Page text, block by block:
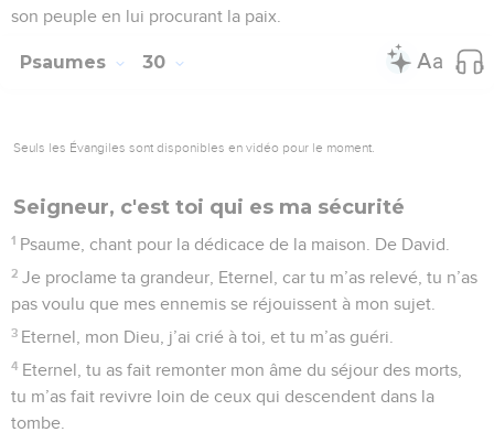
son peuple en lui procurant la paix.
Psaumes 30
Seuls les Évangiles sont disponibles en vidéo pour le moment.
Seigneur, c'est toi qui es ma sécurité
1 Psaume, chant pour la dédicace de la maison. De David.
2 Je proclame ta grandeur, Eternel, car tu m’as relevé, tu n’as
pas voulu que mes ennemis se réjouissent à mon sujet.
3 Eternel, mon Dieu, j’ai crié à toi, et tu m’as guéri.
4 Eternel, tu as fait remonter mon âme du séjour des morts,
tu m’as fait revivre loin de ceux qui descendent dans la
tombe.